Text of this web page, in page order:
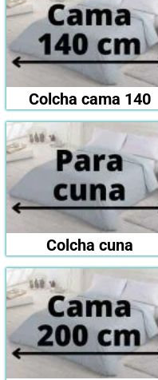
Colcha cama 140
Colcha cuna